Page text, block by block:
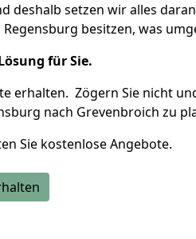
deshalb setzen wir alles
besitzen, was
für Sie.
erhalten. Zögern Sie nicht
nach Grevenbroich zu
Sie kostenlose Angebote.